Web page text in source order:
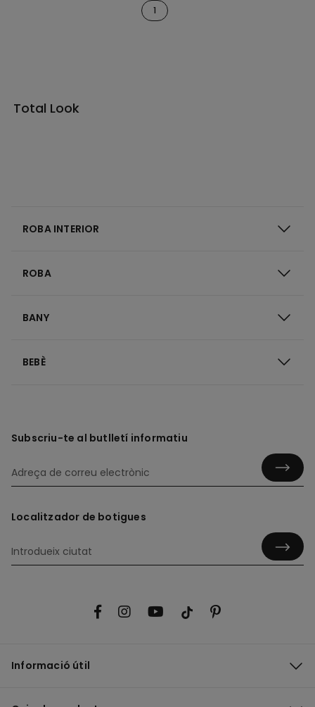
1
Total Look
ROBA INTERIOR
ROBA
BANY
BEBÈ
Subscriu-te al butlletí informatiu
Localitzador de botigues
Informació útil